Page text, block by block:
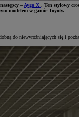
–Aygo X . Ten stylowy
modelem w gamie Toyoty.
do niewyróżniających się i